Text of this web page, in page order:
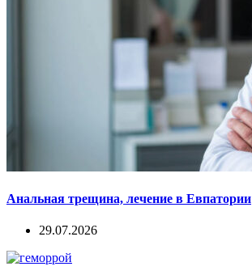
Анальная трещина, лечение в Евпатории
29.07.2026